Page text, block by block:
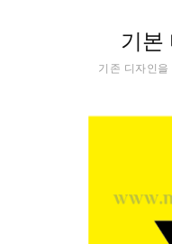
기본
기존 디자인